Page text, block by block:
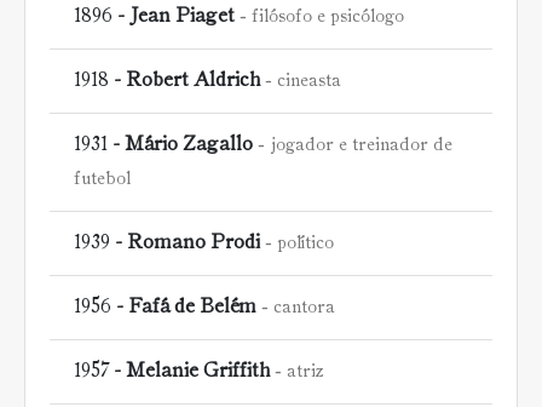
1896 - Jean Piaget filósofo e psicólogo
1918 - Robert Aldrich cineasta
1931 - Mário Zagallo
jogador e treinador de
futebol
1939 - Romano Prodi político
1956 - Fafá de Belém cantora
1957 - Melanie Griffith atriz